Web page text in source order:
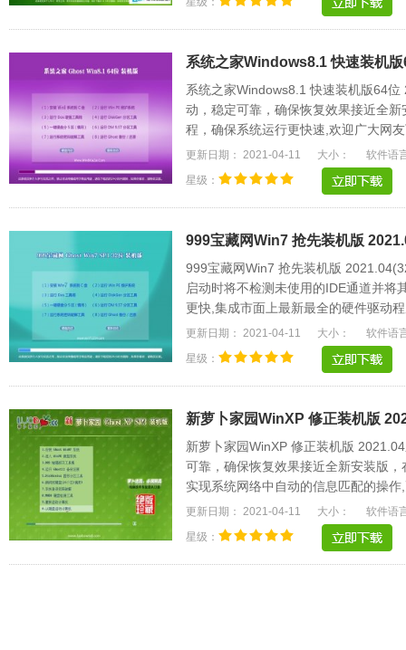
系统之家Windows8.1 快速装机
系统之家Windows8.1 快速装机版64
动，稳定可靠，确保恢复效果接近全
程，确保系统运行更快速,欢迎广大网
驱动能自动识别.....
更新日期： 2021-04-11 大小：
软件语
星级：
999宝藏网Win7 抢先装机版
999宝藏网Win7 抢先装机版
启动时将不检测未使用的IDE通道并将
更快,集成市面上最新最全的硬件驱动
速方便，支持一.....
更新日期： 2021-04-11 大小：
软件语
星级：
新萝卜家园WinXP 修正装机版
新萝卜家园WinXP 修正装机版
可靠，确保恢复效果接近全新安装版
实现系统网络中自动的信息匹配的操
统将更稳定，.....
更新日期： 2021-04-11 大小：
软件语
星级：